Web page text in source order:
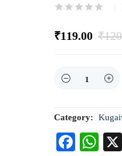
₹119.00 ₹
Quantity
Category: